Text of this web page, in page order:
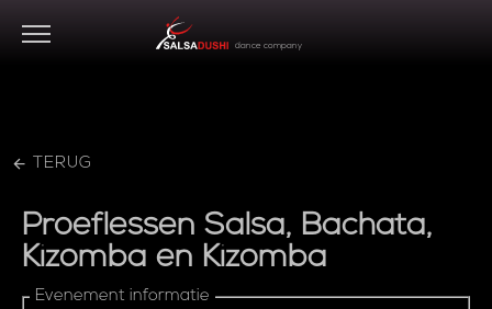
dance company
TERUG
Proeflessen Salsa, Bachata,
Kizomba en Kizomba
Evenement informatie